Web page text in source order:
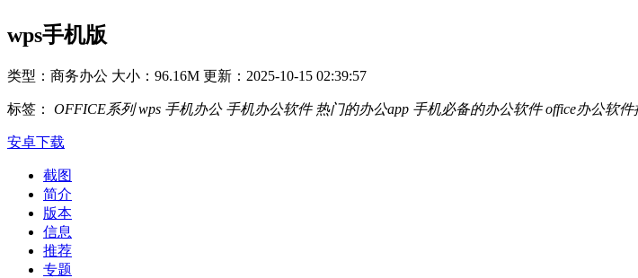
wps手机版
类型：商务办公 大小：96.16M 更新：2025-10-15 02:39:57
标签： OFFICE系列 wps 手机办公 手机办公软件 热门的办公app 手机必备的办公软件 office办公软件
安卓下载
截图
简介
版本
信息
推荐
专题